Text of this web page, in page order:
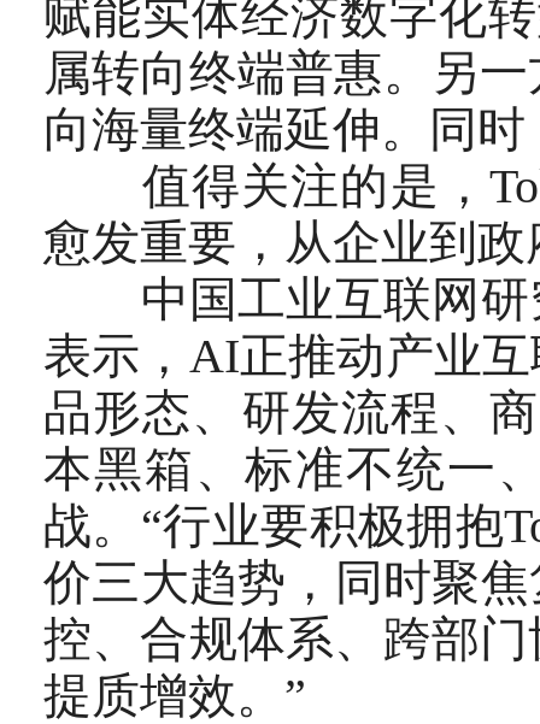
赋能实体经济数字化
属转向终端普惠。另
向海量终端延伸。同
值得关注的是，
愈发重要，从企业到
中国工业互联网研
表示，AI正推动产业
品形态、研发流程、
本黑箱、标准不统一
战。“行业要积极拥抱
价三大趋势，同时聚
控、合规体系、跨部
提质增效。”